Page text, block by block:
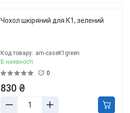
Чохол шкіряний для К1, зелений
Код товару: am-caseK1green
В наявності
0
830 ₴